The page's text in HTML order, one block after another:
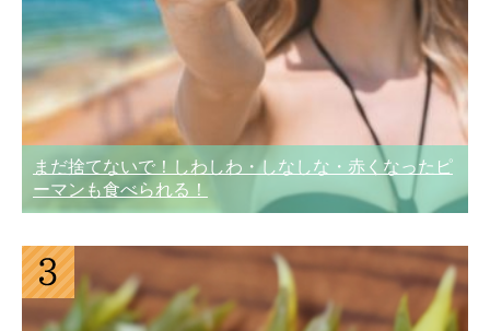
まだ捨てないで！しわしわ・しなしな・赤くなったピ
ーマンも食べられる！